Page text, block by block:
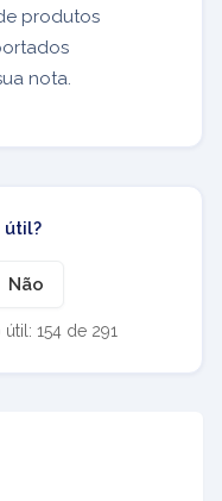
produtos
nota.
útil?
Não
154 de 291